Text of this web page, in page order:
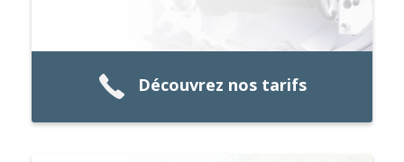
Découvrez nos tarifs